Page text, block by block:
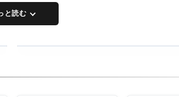
と読む